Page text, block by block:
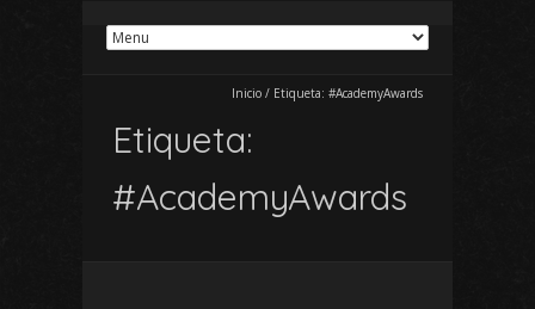
Inicio / Etiqueta: #AcademyAwards
Etiqueta:
#AcademyAwards